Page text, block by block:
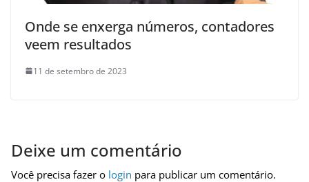
Onde se enxerga números, contadores
veem resultados
11 de setembro de 2023
Deixe um comentário
Você precisa fazer o login para publicar um comentário.